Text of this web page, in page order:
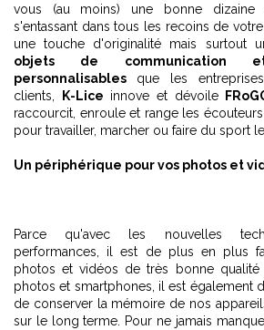
vous (au moins) une bonne dizaine
s'entassant dans tous les recoins de
une touche d'originalité mais surtout
objets de communication
personnalisables que les
clients,
K-Lice innove et dévoile
raccourcit, enroule et range les
pour travailler, marcher ou faire du sport
Un périphérique pour vos photos et
Parce qu'avec les nouvelles
performances, il est de plus en plus
photos et vidéos de très bonne qualité
photos et smartphones, il est également
de conserver la mémoire de nos
sur le long terme. Pour ne jamais